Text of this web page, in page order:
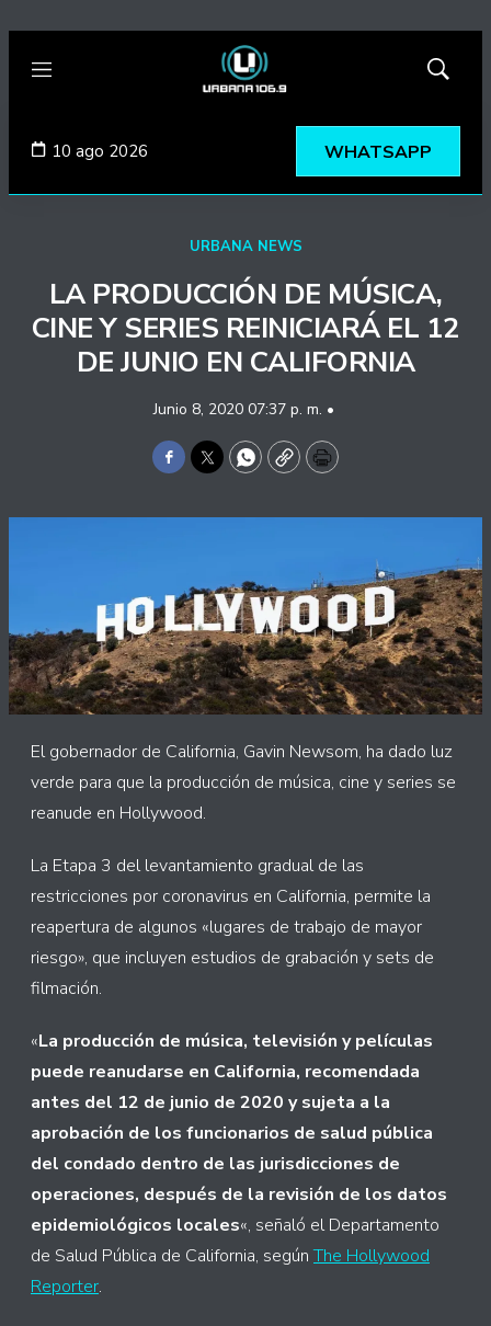
Menú
Mostrar
10 ago 2026 WHATSAPP
URBANA NEWS
LA PRODUCCIÓN DE MÚSICA,
CINE Y SERIES REINICIARÁ EL 12
DE JUNIO EN CALIFORNIA
Junio 8, 2020 07:37 p. m. •
Facebook
TwitterWhatsApp
CopyPrint
El gobernador de California, Gavin Newsom, ha dado luz
verde para que la producción de música, cine y series se
reanude en Hollywood.
La Etapa 3 del levantamiento gradual de las
restricciones por coronavirus en California, permite la
reapertura de algunos «lugares de trabajo de mayor
riesgo», que incluyen estudios de grabación y sets de
filmación.
«La producción de música, televisión y películas
puede reanudarse en California, recomendada
antes del 12 de junio de 2020 y sujeta a la
aprobación de los funcionarios de salud pública
del condado dentro de las jurisdicciones de
operaciones, después de la revisión de los datos
epidemiológicos locales«, señaló el Departamento
de Salud Pública de California, segúnThe Hollywood
Reporter.